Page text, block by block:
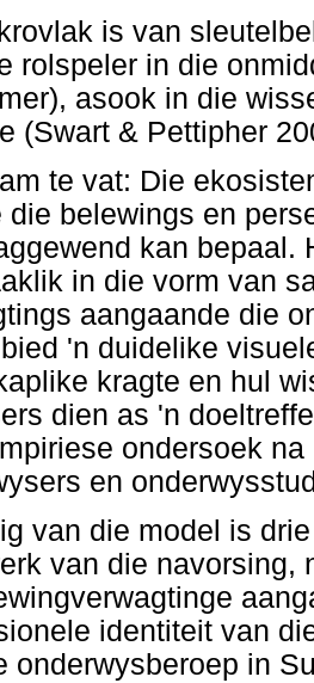
is van
rolspeler in die
asook in die
(Swart & Pettipher
te vat: Die
die belewings en
kan bepaal.
in die vorm van
aangaande die
'n duidelike
kragte en hul
dien as 'n
ondersoek
en
van die model is
van die navorsing,
identiteit van
onderwysberoep in